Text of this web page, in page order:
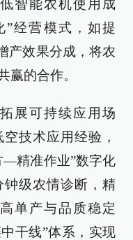
智能农机使用成
”经营模式，如提
产效果分成，将农
赢的合作。
展可持续应用场
技术应用经验，
精准作业”数字化
钟级农情诊断，精
单产与品质稳定
干线”体系，实现